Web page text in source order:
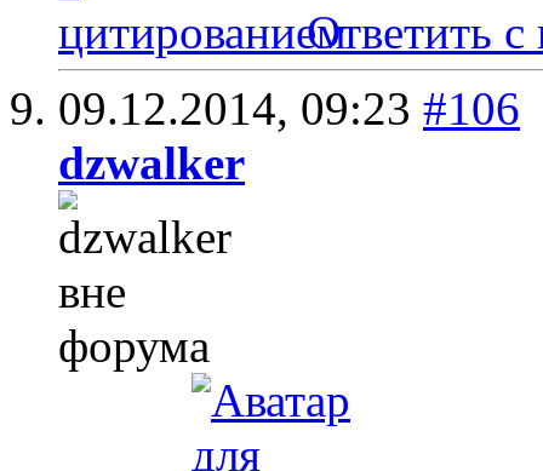
Ответить с
09.12.2014, 09:23 #106
dzwalker